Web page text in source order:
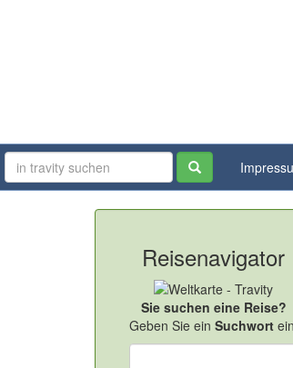
Reisenavigator
Sie suchen eine Reise?
Geben Sie ein Suchwort